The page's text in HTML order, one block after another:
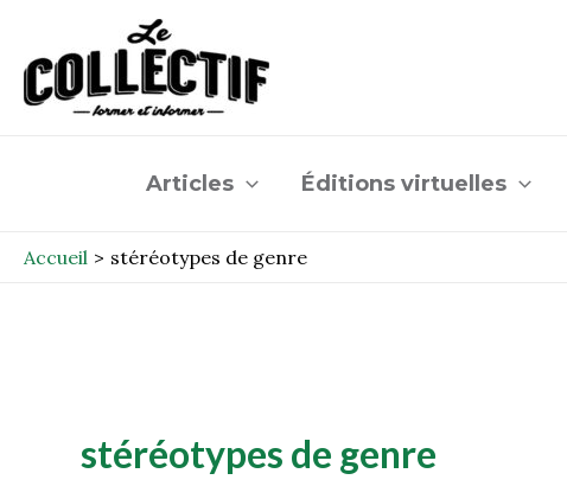
contenu
Articles Éditions virtuelles
Accueil stéréotypes de genre
stéréotypes de genre